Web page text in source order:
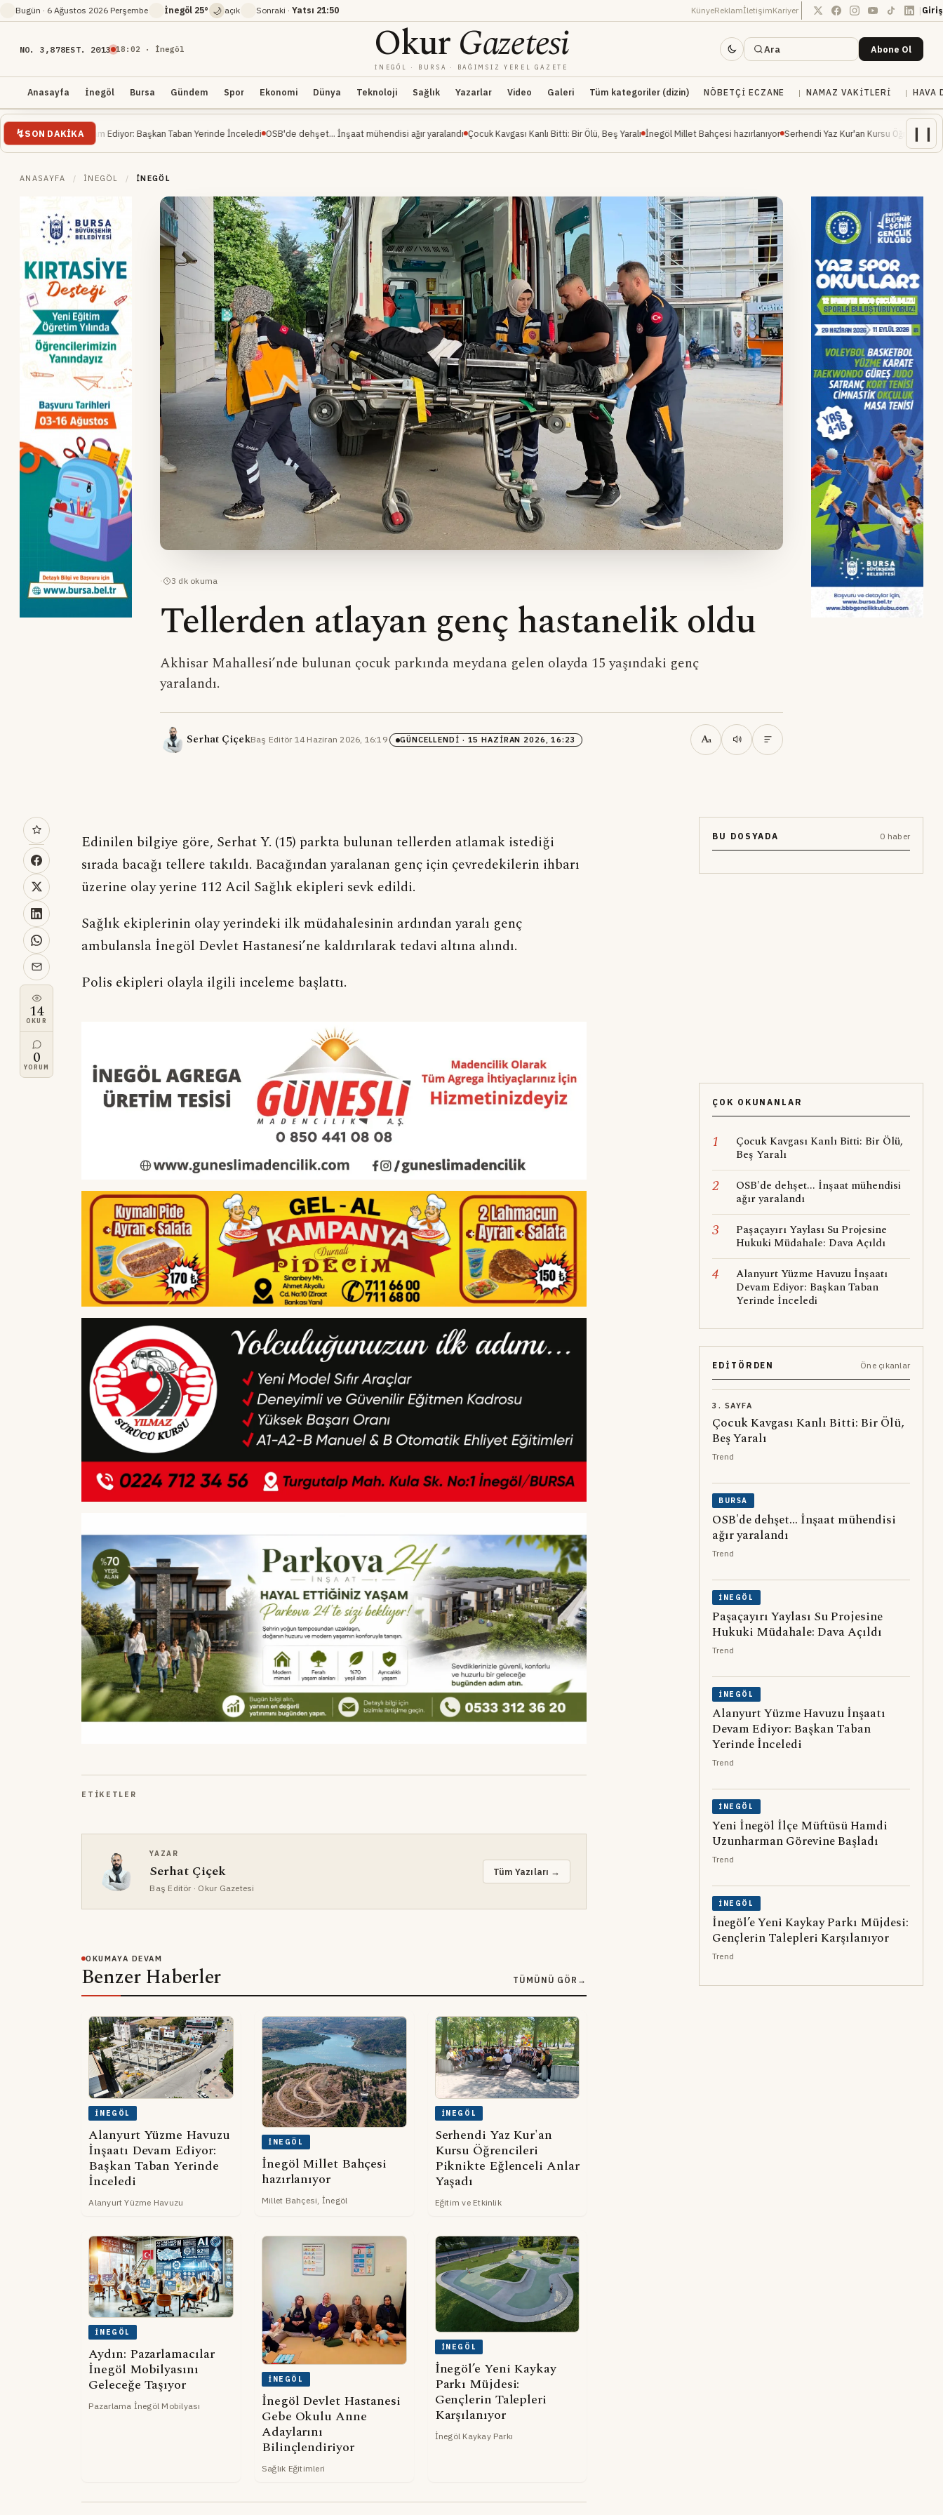
Bugün · 6 Ağustos 2026 Perşembe İnegöl 25° 🌙 açık Sonraki · Yatsı 21:50 KünyeReklamİletişimKariyer | Giriş
NO. 3,878EST. 2013 18 :02 · İnegöl OkurGazetesi
İNEGÖL · BURSA · BAĞIMSIZ YEREL GAZETE
Ara Abone Ol
Anasayfa İnegöl Bursa Gündem Spor Ekonomi Dünya Teknoloji Sağlık Yazarlar Video Galeri Tüm kategoriler (dizin) NÖBETÇI ECZANE NAMAZ VAKITLERI HAVA
SON DAKIKA
Devam Ediyor: Başkan Taban Yerinde İnceledi OSB'de dehşet... İnşaat mühendisi ağır yaralandı Çocuk Kavgası Kanlı Bitti: Bir Ölü, Beş Yaralı İnegöl Millet Bahçesi hazırlanıyor Serhendi Yaz Kur'an Kursu Öğrencileri Piknikte ❙❙
ANASAYFA / İNEGÖL / İNEGÖL
· 3 dk okuma
Tellerden atlayan genç hastanelik oldu
Akhisar Mahallesi’nde bulunan çocuk parkında meydana gelen olayda 15 yaşındaki genç
yaralandı.
Serhat ÇiçekBaş Editör·14 Haziran 2026, 16:19· GÜNCELLENDI · 15 HAZIRAN 2026, 16:23 Aa
14
OKUR
0
YORUM
Edinilen bilgiye göre, Serhat Y. (15) parkta bulunan tellerden atlamak istediği
sırada bacağı tellere takıldı. Bacağından yaralanan genç için çevredekilerin ihbarı
üzerine olay yerine 112 Acil Sağlık ekipleri sevk edildi.
Sağlık ekiplerinin olay yerindeki ilk müdahalesinin ardından yaralı genç
ambulansla İnegöl Devlet Hastanesi’ne kaldırılarak tedavi altına alındı.
Polis ekipleri olayla ilgili inceleme başlattı.
ETIKETLER
YAZAR
Serhat Çiçek
Baş Editör · Okur Gazetesi
Tüm Yazıları →
OKUMAYA DEVAM
Benzer Haberler TÜMÜNÜ GÖR →
İNEGÖL
Alanyurt Yüzme Havuzu
İnşaatı Devam Ediyor:
Başkan Taban Yerinde
İnceledi
Alanyurt Yüzme Havuzu
İNEGÖL
İnegöl Millet Bahçesi
hazırlanıyor
Millet Bahçesi, İnegöl
İNEGÖL
Serhendi Yaz Kur'an
Kursu Öğrencileri
Piknikte Eğlenceli Anlar
Yaşadı
Eğitim ve Etkinlik
İNEGÖL
Aydın: Pazarlamacılar
İnegöl Mobilyasını
Geleceğe Taşıyor
Pazarlama İnegöl Mobilyası
İNEGÖL
İnegöl Devlet Hastanesi
Gebe Okulu Anne
Adaylarını
Bilinçlendiriyor
Sağlık Eğitimleri
İNEGÖL
İnegöl’e Yeni Kaykay
Parkı Müjdesi:
Gençlerin Talepleri
Karşılanıyor
İnegöl Kaykay Parkı
BU DOSYADA 0 haber
ÇOK OKUNANLAR
1
Çocuk Kavgası Kanlı Bitti: Bir Ölü,
Beş Yaralı
2
OSB'de dehşet... İnşaat mühendisi
ağır yaralandı
3
Paşaçayırı Yaylası Su Projesine
Hukuki Müdahale: Dava Açıldı
4
Alanyurt Yüzme Havuzu İnşaatı
Devam Ediyor: Başkan Taban
Yerinde İnceledi
EDITÖRDEN Öne çıkanlar
3. SAYFA
Çocuk Kavgası Kanlı Bitti: Bir Ölü,
Beş Yaralı
Trend
BURSA
OSB'de dehşet... İnşaat mühendisi
ağır yaralandı
Trend
İNEGÖL
Paşaçayırı Yaylası Su Projesine
Hukuki Müdahale: Dava Açıldı
Trend
İNEGÖL
Alanyurt Yüzme Havuzu İnşaatı
Devam Ediyor: Başkan Taban
Yerinde İnceledi
Trend
İNEGÖL
Yeni İnegöl İlçe Müftüsü Hamdi
Uzunharman Görevine Başladı
Trend
İNEGÖL
İnegöl’e Yeni Kaykay Parkı Müjdesi:
Gençlerin Talepleri Karşılanıyor
Trend